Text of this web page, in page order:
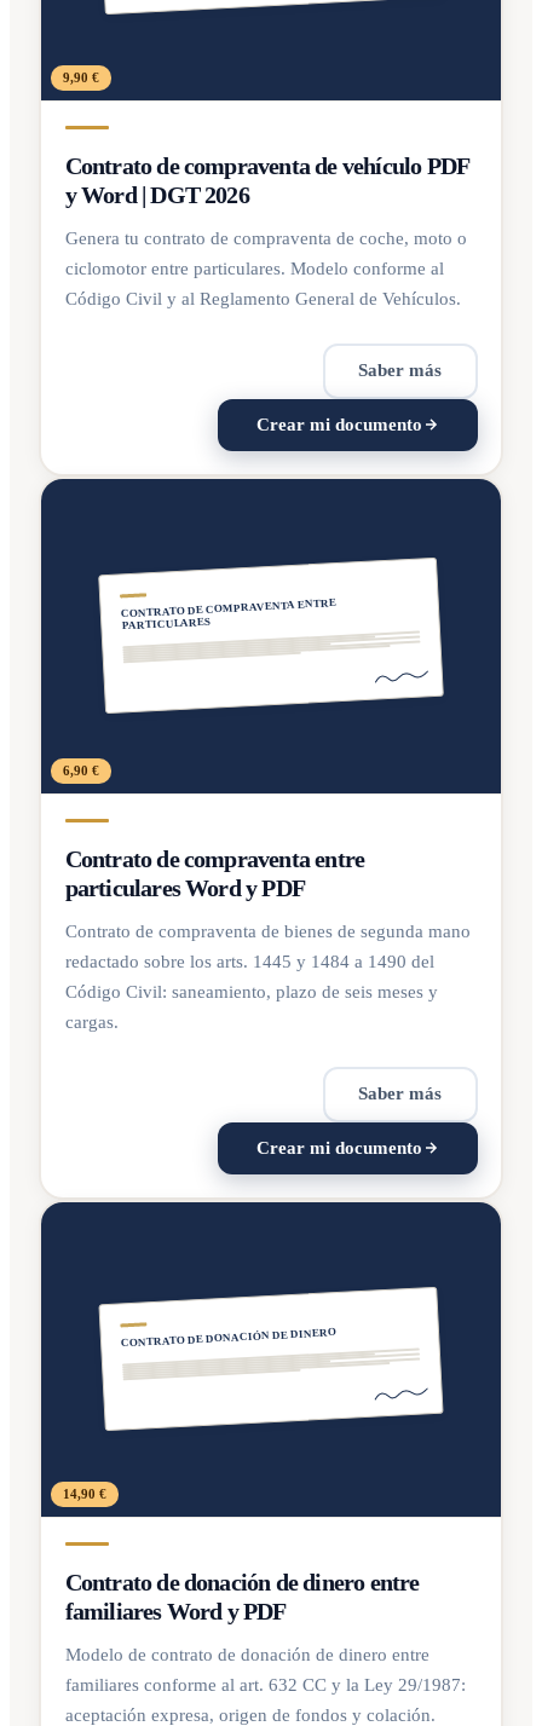
9,90 €
Contrato de compraventa de vehículo PDF
y Word | DGT 2026
Genera tu contrato de compraventa de coche, moto o
ciclomotor entre particulares. Modelo conforme al
Código Civil y al Reglamento General de Vehículos.
Saber más
Crear mi documento
CONTRATO DE COMPRAVENTA ENTRE
PARTICULARES
6,90 €
Contrato de compraventa entre
particulares Word y PDF
Contrato de compraventa de bienes de segunda mano
redactado sobre los arts. 1445 y 1484 a 1490 del
Código Civil: saneamiento, plazo de seis meses y
cargas.
Saber más
Crear mi documento
CONTRATO DE DONACIÓN DE DINERO
14,90 €
Contrato de donación de dinero entre
familiares Word y PDF
Modelo de contrato de donación de dinero entre
familiares conforme al art. 632 CC y la Ley 29/1987:
aceptación expresa, origen de fondos y colación.